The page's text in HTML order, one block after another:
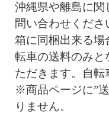
沖縄県や離島に関
問い合わせくだ
箱に同梱出来る場
転車の送料のみと
ただきます。自
※商品ページに”
りません。